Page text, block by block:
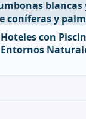
Hoteles con
Entornos